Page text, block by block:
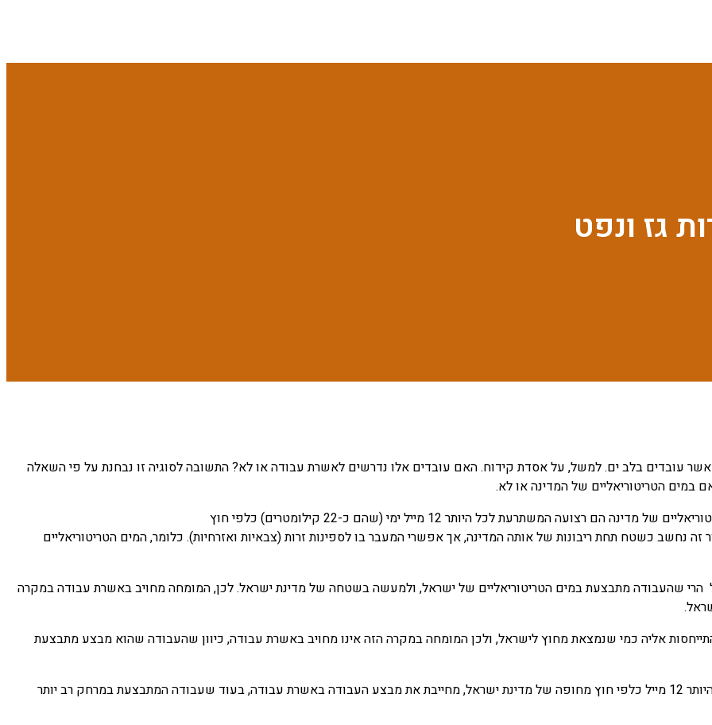
גז ונפט
אשר עובדים בלב ים. למשל, על אסדת קידוח. האם עובדים אלו נדרשים לאשרת עבודה או לא? התשובה לסוגיה זו נבחנת על פי השאלה
הטריטוריאליים של המדינה או לא.
זה נחשב כשטח תחת ריבונות של אותה המדינה, אך אפשרי המעבר בו לספינות זרות (צבאיות ואזרחיות). כלומר, המים הטריטוריאליים
שהעבודה מתבצעת במים הטריטוריאליים של ישראל, ולמעשה בשטחה של מדינת ישראל. לכן, המומחה מחויב באשרת עבודה במקרה
אליה כמי שנמצאת מחוץ לישראל, ולכן המומחה במקרה הזה אינו מחויב באשרת עבודה, כיוון שהעבודה שהוא מבצע מתבצעת
ניתן לסכם זאת כך: כל עבודה המתבצעת בלב ים, אך במרחק של לכל היותר 12 מייל כלפי חוץ מחופה של מדינת ישראל, מחייבת את מבצע העבודה באשרת עבודה, בעוד שעבודה המתבצעת במרחק רב יותר